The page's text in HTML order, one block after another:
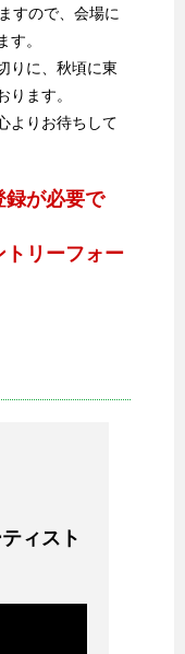
すので、会場に
す。
りに、秋頃に東
ます。
よりお待ちして
が必要で
トリーフォー
ィスト